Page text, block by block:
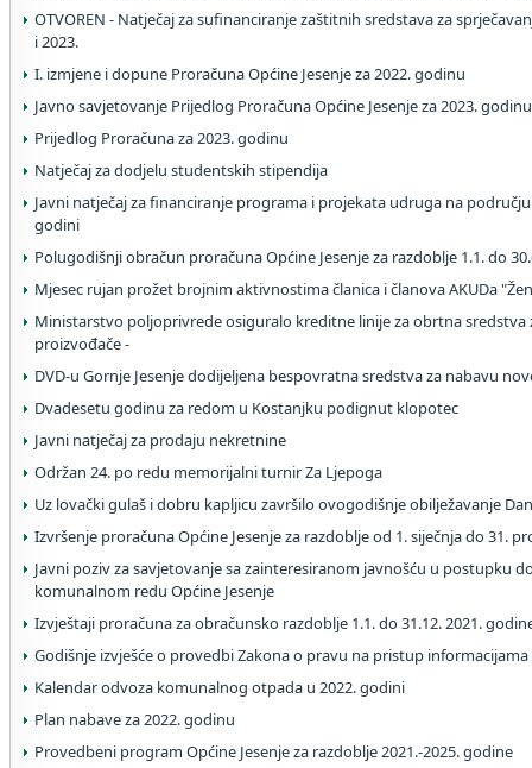
OTVOREN - Natječaj za sufinanciranje zaštitnih sredstava za
i 2023.
I. izmjene i dopune Proračuna Općine Jesenje za 2022. godinu
Javno savjetovanje Prijedlog Proračuna Općine Jesenje za 2023.
Prijedlog Proračuna za 2023. godinu
Natječaj za dodjelu studentskih stipendija
Javni natječaj za financiranje programa i projekata udruga na području
godini
Polugodišnji obračun proračuna Općine Jesenje za razdoblje 1.1. do
Mjesec rujan prožet brojnim aktivnostima članica i članova AKUDa
Ministarstvo poljoprivrede osiguralo kreditne linije za obrtna sredstva
proizvođače -
DVD-u Gornje Jesenje dodijeljena bespovratna sredstva za nabavu
Dvadesetu godinu za redom u Kostanjku podignut klopotec
Javni natječaj za prodaju nekretnine
Održan 24. po redu memorijalni turnir Za Ljepoga
Uz lovački gulaš i dobru kapljicu završilo ovogodišnje obilježavanje
Izvršenje proračuna Općine Jesenje za razdoblje od 1. siječnja do 31.
Javni poziv za savjetovanje sa zainteresiranom javnošću u postupku
komunalnom redu Općine Jesenje
Izvještaji proračuna za obračunsko razdoblje 1.1. do 31.12. 2021.
Godišnje izvješće o provedbi Zakona o pravu na pristup informacijama
Kalendar odvoza komunalnog otpada u 2022. godini
Plan nabave za 2022. godinu
Provedbeni program Općine Jesenje za razdoblje 2021.-2025. godine